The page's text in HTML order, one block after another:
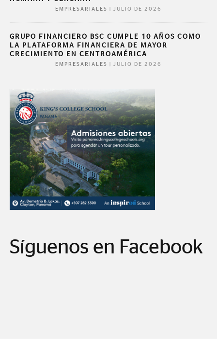
EMPRESARIALES JULIO DE 2026
GRUPO FINANCIERO BSC CUMPLE 10 AÑOS COMO
LA PLATAFORMA FINANCIERA DE MAYOR
CRECIMIENTO EN CENTROAMÉRICA
EMPRESARIALES JULIO DE 2026
Síguenos en Facebook